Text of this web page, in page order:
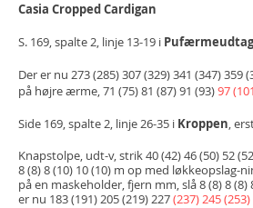
Casia Cropped Cardigan
S. 169, spalte 2, linje 13-19 i
Der er nu 273 (285) 307 (329) 341 (347)
på højre ærme, 71 (75) 81 (87) 91 (93)97
Side 169, spalte 2, linje 26-35 i Kroppen,
Knapstolpe, udt-v, strik 40 (42) 46 (50) 52
8 (8) 8 (10) 10 (10) m op med løkkeopslag-
på en maskeholder, fjern mm, slå 8 (8) 8
er nu 183 (191) 205 (219) 227(237) 245 (253)